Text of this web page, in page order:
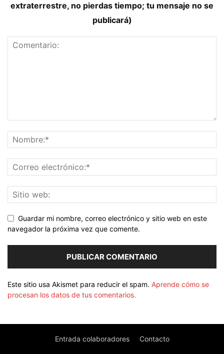
extraterrestre, no pierdas tiempo; tu mensaje no se
publicará)
Guardar mi nombre, correo electrónico y sitio web en este
navegador la próxima vez que comente.
Este sitio usa Akismet para reducir el spam. Aprende cómo se
procesan los datos de tus comentarios.
Entrada colaboradores Contacto